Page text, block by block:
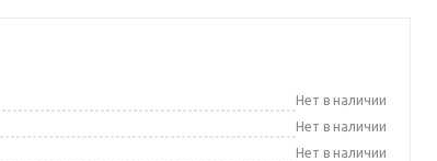
Нет в наличии
Нет в наличии
Нет в наличии